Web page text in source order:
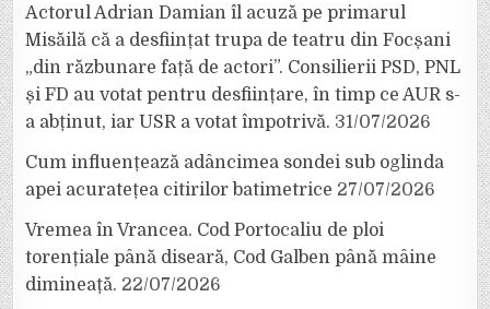
Actorul Adrian Damian îl acuză pe primarul
Misăilă că a desființat trupa de teatru din Focșani
„din răzbunare față de actori”. Consilierii PSD, PNL
și FD au votat pentru desființare, în timp ce AUR s-
a abținut, iar USR a votat împotrivă. 31/07/2026
Cum influențează adâncimea sondei sub oglinda
apei acuratețea citirilor batimetrice 27/07/2026
Vremea în Vrancea. Cod Portocaliu de ploi
torențiale până diseară, Cod Galben până mâine
dimineață. 22/07/2026